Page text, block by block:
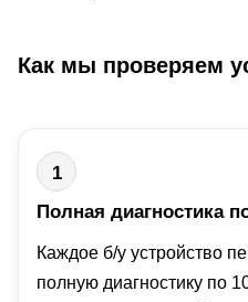
Как мы проверяем
1
Полная диагностика
Каждое б/у устройство
полную диагностику по